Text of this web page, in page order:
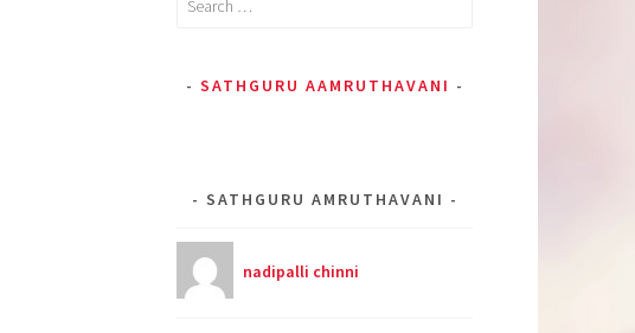
SATHGURU AAMRUTHAVANI
SATHGURU AMRUTHAVANI
nadipalli chinni